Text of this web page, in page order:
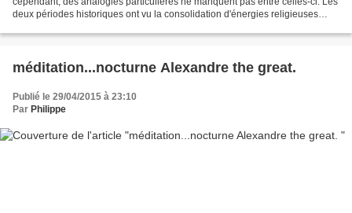
deux périodes historiques ont vu la consolidation d'énergies religieuses
méditation...nocturne Alexandre the great.
Publié le 29/04/2015 à 23:10
Par Philippe